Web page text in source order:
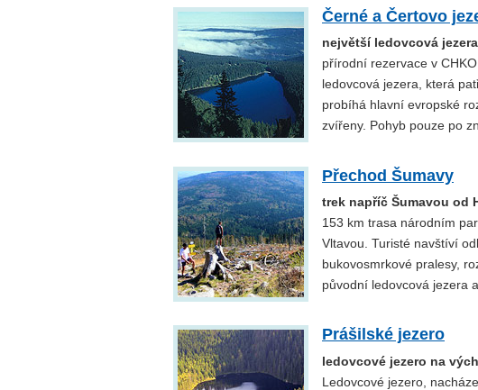
Černé a Čertovo
největší ledovcová
přírodní rezervace v
ledovcová jezera, která
probíhá hlavní evropské
zvířeny. Pohyb pouze po
Přechod Šumavy
trek napříč Šumavou od
153 km trasa národním
Vltavou. Turisté navštíví
bukovosmrkové pralesy,
původní ledovcová jezera
Prášilské jezero
ledovcové jezero na
Ledovcové jezero,